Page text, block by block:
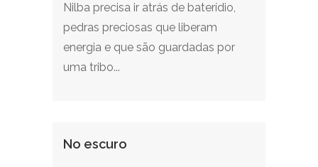
Nilba precisa ir atrás de baterídio,
pedras preciosas que liberam
energia e que são guardadas por
uma tribo...
No escuro